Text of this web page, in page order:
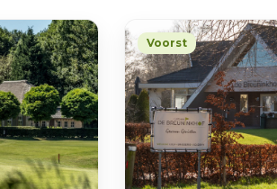
Voorst